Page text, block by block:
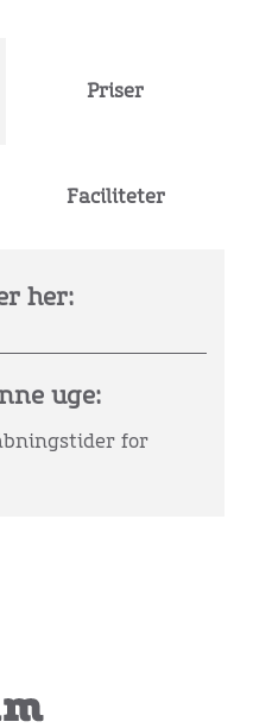
Priser
Faciliteter
her:
uge:
for